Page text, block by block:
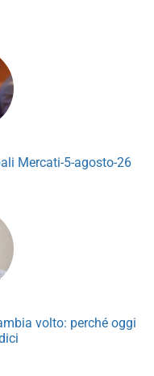
Mercati-5-agosto-26
volto: perché oggi